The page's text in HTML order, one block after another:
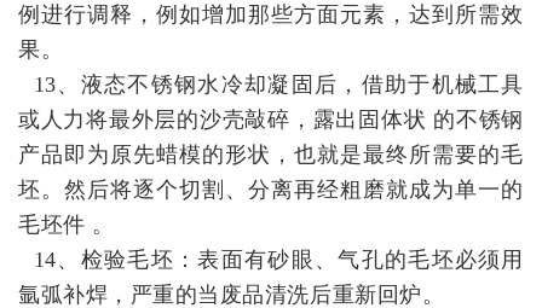
例进行调释，例如增加那些方面元素，达到所需效
果。
13、液态不锈钢水冷却凝固后，借助于机械工具
或人力将最外层的沙壳敲碎，露出固体状 的不锈钢
产品即为原先蜡模的形状，也就是最终所需要的毛
坯。然后将逐个切割、分离再经粗磨就成为单一的
毛坯件 。
14、检验毛坯：表面有砂眼、气孔的毛坯必须用
氩弧补焊，严重的当废品清洗后重新回炉。